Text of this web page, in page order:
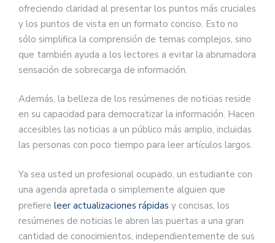
ofreciendo claridad al presentar los puntos más cruciales
y los puntos de vista en un formato conciso. Esto no
sólo simplifica la comprensión de temas complejos, sino
que también ayuda a los lectores a evitar la abrumadora
sensación de sobrecarga de información.
Además, la belleza de los resúmenes de noticias reside
en su capacidad para democratizar la información. Hacen
accesibles las noticias a un público más amplio, incluidas
las personas con poco tiempo para leer artículos largos.
Ya sea usted un profesional ocupado, un estudiante con
una agenda apretada o simplemente alguien que
prefiere leer actualizaciones rápidas y concisas, los
resúmenes de noticias le abren las puertas a una gran
cantidad de conocimientos, independientemente de sus